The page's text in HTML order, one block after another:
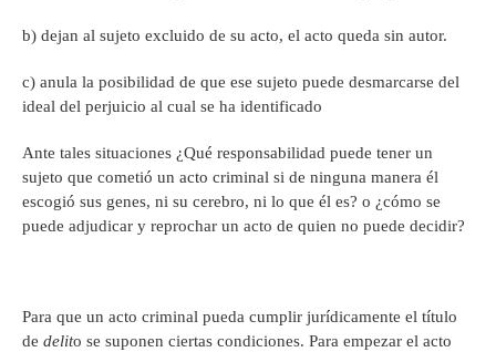
b) dejan al sujeto excluido de su acto, el acto queda sin autor.
c) anula la posibilidad de que ese sujeto puede desmarcarse del
ideal del perjuicio al cual se ha identificado
Ante tales situaciones ¿Qué responsabilidad puede tener un
sujeto que cometió un acto criminal si de ninguna manera él
escogió sus genes, ni su cerebro, ni lo que él es? o ¿cómo se
puede adjudicar y reprochar un acto de quien no puede decidir?
Para que un acto criminal pueda cumplir jurídicamente el título
de delito se suponen ciertas condiciones. Para empezar el acto